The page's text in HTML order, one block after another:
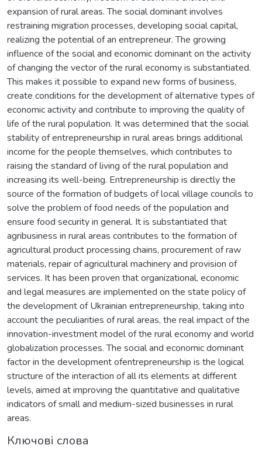
expansion of rural areas. The social dominant involves
restraining migration processes, developing social capital,
realizing the potential of an entrepreneur. The growing
influence of the social and economic dominant on the activity
of changing the vector of the rural economy is substantiated.
This makes it possible to expand new forms of business,
create conditions for the development of alternative types of
economic activity and contribute to improving the quality of
life of the rural population. It was determined that the social
stability of entrepreneurship in rural areas brings additional
income for the people themselves, which contributes to
raising the standard of living of the rural population and
increasing its well-being. Entrepreneurship is directly the
source of the formation of budgets of local village councils to
solve the problem of food needs of the population and
ensure food security in general. It is substantiated that
agribusiness in rural areas contributes to the formation of
agricultural product processing chains, procurement of raw
materials, repair of agricultural machinery and provision of
services. It has been proven that organizational, economic
and legal measures are implemented on the state policy of
the development of Ukrainian entrepreneurship, taking into
account the peculiarities of rural areas, the real impact of the
innovation-investment model of the rural economy and world
globalization processes. The social and economic dominant
factor in the development ofentrepreneurship is the logical
structure of the interaction of all its elements at different
levels, aimed at improving the quantitative and qualitative
indicators of small and medium-sized businesses in rural
areas.
Ключові слова